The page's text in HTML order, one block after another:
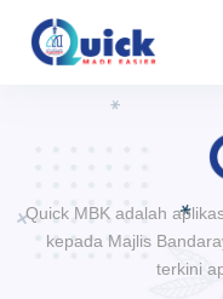
Quick MBK adalah
kepada Majlis
terkini